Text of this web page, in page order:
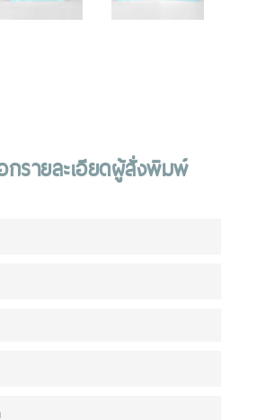
รายละเอียดผู้สั่งพิมพ์